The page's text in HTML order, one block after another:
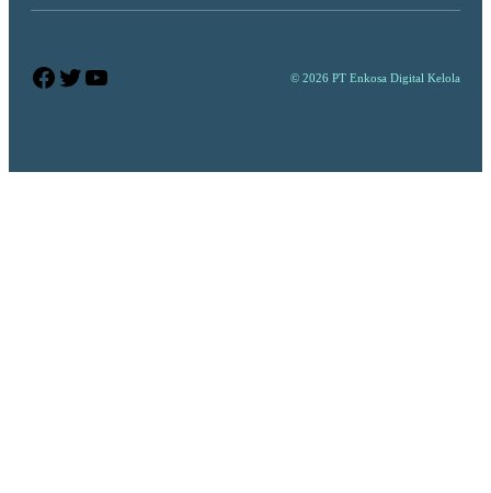
Facebook
Twitter
YouTube © 2026 PT Enkosa Digital Kelola